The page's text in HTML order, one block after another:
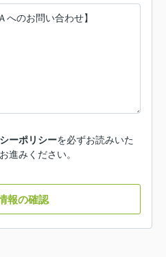
ーポリシーを必ずお読みいた
進みください。
報の確認